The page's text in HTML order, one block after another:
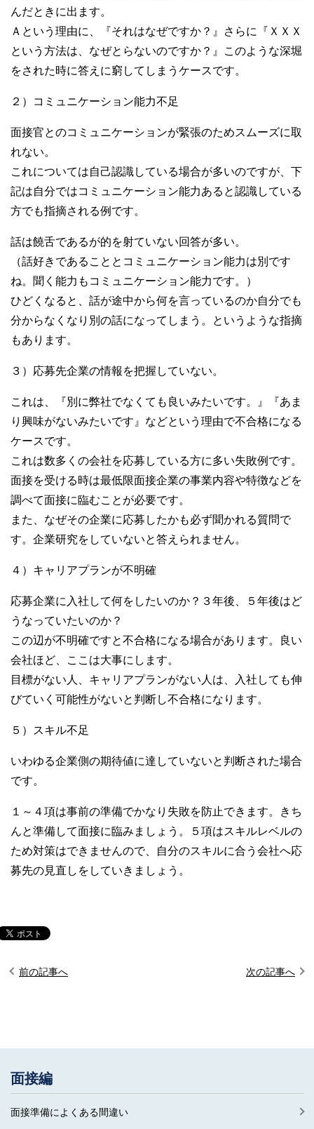
んだときに出ます。
Ａという理由に、『それはなぜですか？』さらに『ＸＸＸ
という方法は、なぜとらないのですか？』このような深堀
をされた時に答えに窮してしまうケースです。
２）コミュニケーション能力不足
面接官とのコミュニケーションが緊張のためスムーズに取
れない。
これについては自己認識している場合が多いのですが、下
記は自分ではコミュニケーション能力あると認識している
方でも指摘される例です。
話は饒舌であるが的を射ていない回答が多い。
（話好きであることとコミュニケーション能力は別です
ね。聞く能力もコミュニケーション能力です。）
ひどくなると、話が途中から何を言っているのか自分でも
分からなくなり別の話になってしまう。というような指摘
もあります。
３）応募先企業の情報を把握していない。
これは、『別に弊社でなくても良いみたいです。』『あま
り興味がないみたいです』などという理由で不合格になる
ケースです。
これは数多くの会社を応募している方に多い失敗例です。
面接を受ける時は最低限面接企業の事業内容や特徴などを
調べて面接に臨むことが必要です。
また、なぜその企業に応募したかも必ず聞かれる質問で
す。企業研究をしていないと答えられません。
４）キャリアプランが不明確
応募企業に入社して何をしたいのか？３年後、５年後はど
うなっていたいのか？
この辺が不明確ですと不合格になる場合があります。良い
会社ほど、ここは大事にします。
目標がない人、キャリアプランがない人は、入社しても伸
びていく可能性がないと判断し不合格になります。
５）スキル不足
いわゆる企業側の期待値に達していないと判断された場合
です。
１～４項は事前の準備でかなり失敗を防止できます。きち
んと準備して面接に臨みましょう。５項はスキルレベルの
ため対策はできませんので、自分のスキルに合う会社へ応
募先の見直しをしていきましょう。
前の記事へ 次の記事へ
面接編
面接準備によくある間違い